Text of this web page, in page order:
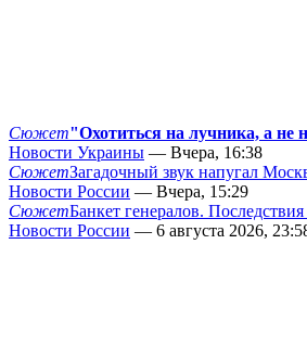
Сюжет"Охотиться на лучника, а не
Новости Украины — Вчера, 16:38
СюжетЗагадочный звук напугал
Новости России — Вчера, 15:29
СюжетБанкет генералов.
Новости России — 6 августа 2026,